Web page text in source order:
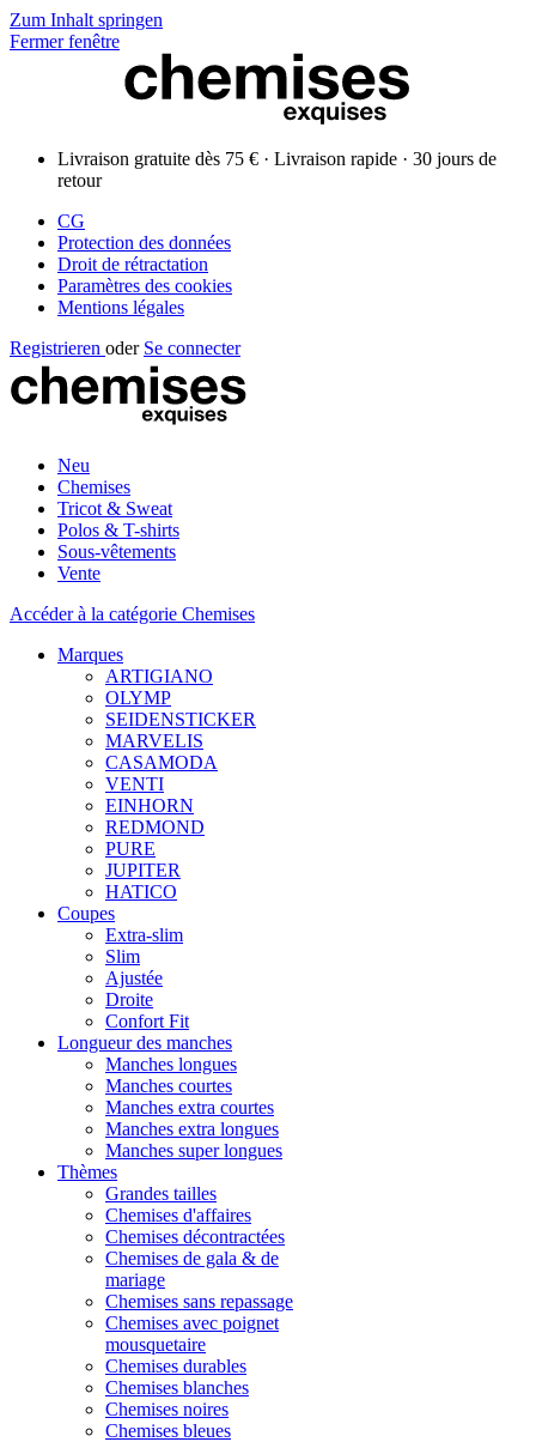
Zum Inhalt springen
Fermer fenêtre
Livraison gratuite dès 75 € · Livraison rapide · 30 jours de
retour
CG
Protection des données
Droit de rétractation
Paramètres des cookies
Mentions légales
Registrieren oder Se connecter
Neu
Chemises
Tricot & Sweat
Polos & T-shirts
Sous-vêtements
Vente
Accéder à la catégorie Chemises
Marques
ARTIGIANO
OLYMP
SEIDENSTICKER
MARVELIS
CASAMODA
VENTI
EINHORN
REDMOND
PURE
JUPITER
HATICO
Coupes
Extra-slim
Slim
Ajustée
Droite
Confort Fit
Longueur des manches
Manches longues
Manches courtes
Manches extra courtes
Manches extra longues
Manches super longues
Thèmes
Grandes tailles
Chemises d'affaires
Chemises décontractées
Chemises de gala & de
mariage
Chemises sans repassage
Chemises avec poignet
mousquetaire
Chemises durables
Chemises blanches
Chemises noires
Chemises bleues